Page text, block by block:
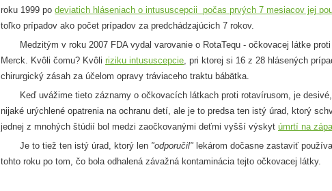
roku 1999 po deviatich hláseniach o intususcepcii počas prvých 7 mesiacov jej
toľko prípadov ako počet prípadov za predchádzajúcich 7 rokov.
Medzitým v roku 2007 FDA vydal varovanie o RotaTequ - očkovacej látke
Merck. Kvôli čomu? Kvôli riziku intususcepcie, pri ktorej si 16 z 28 hlásených
chirurgický zásah za účelom opravy tráviaceho traktu bábätka.
Keď uvážime tieto záznamy o očkovacích látkach proti rotavírusom, je desivé,
nijaké urýchlené opatrenia na ochranu detí, ale je to predsa ten istý úrad, ktorý
jednej z mnohých štúdií bol medzi zaočkovanými deťmi vyšší výskyt úmrtí na
Je to tiež ten istý úrad, ktorý len "odporučil" lekárom dočasne zastaviť
tohto roku po tom, čo bola odhalená závažná kontaminácia tejto očkovacej látky.